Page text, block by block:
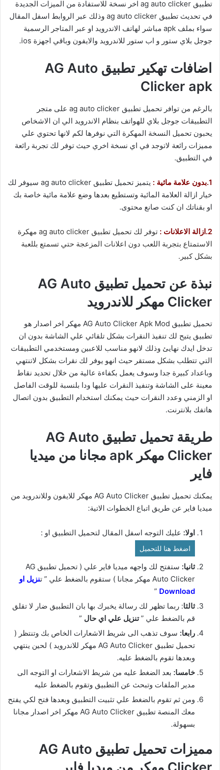
تطبيق ag auto clicker اخر نسخة للاستفادة من الميزات الجديدة
في تحديث تطبيق ag auto clicker وذلك عبر الروابط اسفل المقال
سواء بملف apk مباشر لهاتف الاندرويد او عبر المتاجر الرسمية
جوجل بلاي ستور و اب ستور للاندرويد والايفون وباقي اجهزة ios.
اضافات تهكير تطبيق AG Auto
Clicker apk
بالرغم من توافر تحميل تطبيق ag auto clicker على متجر
التطبيقات جوجل بلاي للهواتف بنظام الاندرويد الي ان الاشخاص
يحبون تحميل النسخة المهكرة التي نوفرها لكم لانها تحتوي علي
مميزات رائعة لاتوجد في اي نسخة اخري حيث توفر لك تجربة رائعة
في التطبيق.
1.بدون علامة مائية :
يتميز تحميل تطبيق ag auto clicker سيوفر لك
خيار ازالة العلامة المائية وتستطيع بعدها وضع علامة مائية خاصة بك
او بقناتك ان كنت صانع محتوى.
2.ازالة الاعلانات :
توفر لك تحميل تطبيق ag auto clicker مهكرة
الاستمتاع بتجربة اللعب دون اعلانات المزعجة حتي تسمتع بللعبة
بشكل كبير.
نبذة عن تحميل تطبيق AG Auto
Clicker مهكر للاندرويد
تحميل تطبيق AG Auto Clicker Apk Mod مهكر اخر اصدار هو
تطبيق يتيح لك تنفيذ النقرات بشكل تلقائي علي الشاشة بدون ان
تدخل ايدك نهايئ وذلك لانهو مناسب للاعبين ومستخدمي التطبيقات
التي تتطلب بشكل مستقر حيث انهو يوفر لك نقرات بشكل لاتنتهي
وباعداد كبيرة جدا وسوف يعمل بكفاءة عالية من خلال تحديد نقاط
معينة على الشاشة وتنفيذ النقرات عليها ودا بلنسبة للوقت الفاصل
او الزمني وعدد النقرات حيث يمكنك استخدام التطبيق بدون اتصال
هاتفك بلانترنت.
طريقة تحميل تطبيق AG Auto
Clicker مهكر apk مجانا من ميديا
فاير
يمكنك تحميل تطبيق AG Auto Clicker مهكر للايفون وللاندرويد من
ميديا فاير عن طريق اتباع الخطوات الاتية:
اولا: عليك التوجه اسفل المقال لتحميل التطبيق او :
اضغط هنا للتحميل
ثانيا:
ستفتح لك واجهه ميديا فاير علي ( تحميل تطبيق AG
Auto Clicker مهكر مجانا ) ستقوم بالضغط علي ” ت
نزيل او
Download
”
ثالثا: ربما تظهر لك رسالة يخبرك بها بان التطبيق ضار لا تقلق
قم بالضغط علي ”تنزيل علي اي حال ”
رابعا: سوف تذهب الى شريط الاشعارات الخاص بك وتنتظر (
تحميل تطبيق AG Auto Clicker مهكر للاندرويد ) لحين ينتهي
وبعدها تقوم بالضغط عليه.
خامسا: بعد الضغط عليه من شريط الاشعارات او التوجه الى
مدير الملفات وتبحث عن التطبيق وتقوم بالضغط عليه
ومن ثم تقوم بالضغط علي تثبيت التطبيق وبعدها فتح لكي يفتح
معك المنصة تطبيق AG Auto Clicker مهكر اخر اصدار مجانا
بسهولة.
مميزات تحميل تطبيق AG Auto